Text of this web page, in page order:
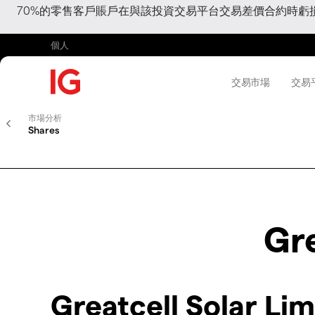
70%的零售客戶賬戶在與該投資交易平台交易差價合約時
個人
交易市場 交易
市場分析
Shares
Greatcell Solar